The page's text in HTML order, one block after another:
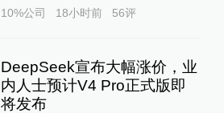
10%公司 18小时前 56评
DeepSeek宣布大幅涨价，业
内人士预计V4 Pro正式版即
将发布